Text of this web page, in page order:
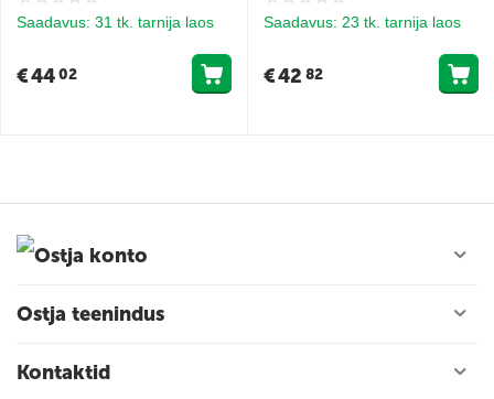
VÄIKESTE TÕUGUDE
TÄISKASVANUD
Saadavus: 31 tk. tarnija laos
€4402
TÕUGUDELE
KOERTELE VEISELIHA JA
Saadavus: 23 tk. tarnija laos
€42 82
Ostja konto
Ostja teenindus
Kontaktid